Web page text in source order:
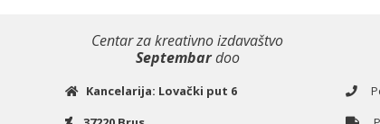
Centar za kreativno izdavaštvo
Septembardoo
Kancelarija: Lovački put 6